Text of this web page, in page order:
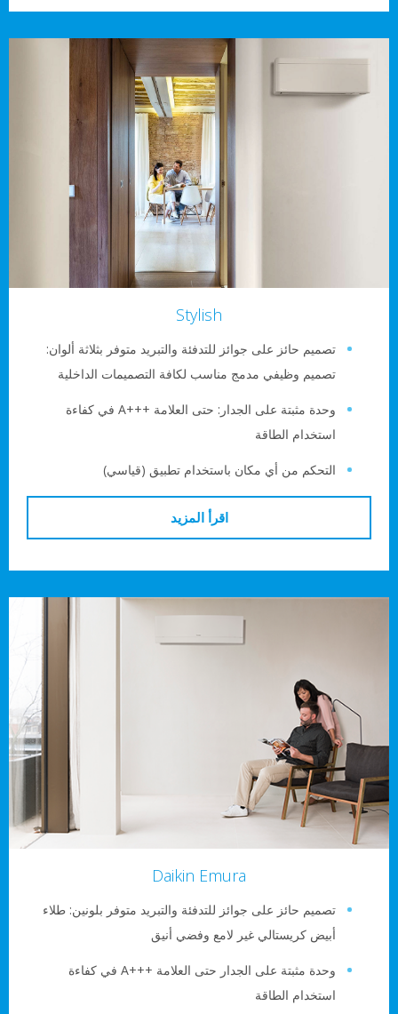
حائز على جوائز للتدفئة والتبريد متوفر بثلاثة ألوان:
وظيفي مدمج مناسب لكافة التصميمات الداخلية
وحدة مثبتة على الجدار: حتى العلامة A+++‎ في كفاءة
الطاقة
من أي مكان باستخدام تطبيق (قياسي)
Daikin Emura
حائز على جوائز للتدفئة والتبريد متوفر بلونين: طلاء
كريستالي غير لامع وفضي أنيق
وحدة مثبتة على الجدار حتى العلامة A+++‎ في كفاءة
الطاقة